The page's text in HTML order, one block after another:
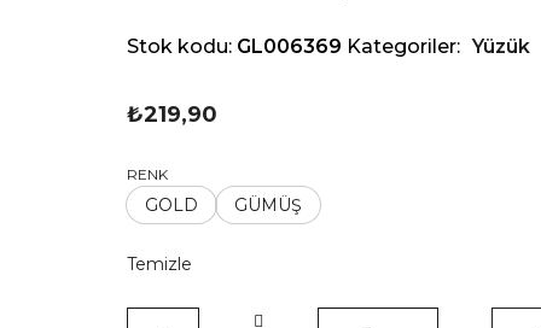
Stok kodu: GL006369 Kategoriler: Yüzük
₺219,90
RENK
GOLD GÜMÜŞ
Temizle